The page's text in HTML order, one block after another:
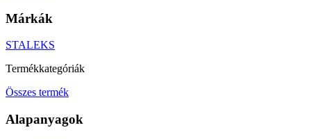
Márkák
STALEKS
Termékkategóriák
Összes termék
Alapanyagok